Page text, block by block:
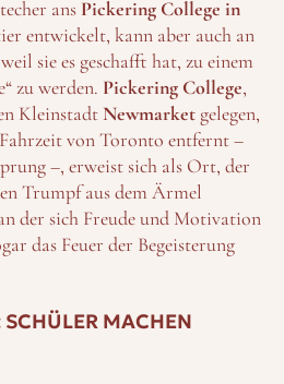
ans Pickering College in
entwickelt, kann aber auch an
sie es geschafft hat, zu einem
zu werden. Pickering College,
KleinstadtNewmarket gelegen,
von Toronto entfernt –
–, erweist sich als Ort, der
Trumpf aus dem Ärmel
der sich Freude und Motivation
das Feuer der Begeisterung
MACHEN